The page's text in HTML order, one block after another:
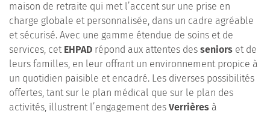
maison de retraite qui met l’accent sur une prise en
charge globale et personnalisée, dans un cadre agréable
et sécurisé. Avec une gamme étendue de soins et de
services, cet EHPAD répond aux attentes des seniors et de
leurs familles, en leur offrant un environnement propice à
un quotidien paisible et encadré. Les diverses possibilités
offertes, tant sur le plan médical que sur le plan des
activités, illustrent l’engagement des Verrières à